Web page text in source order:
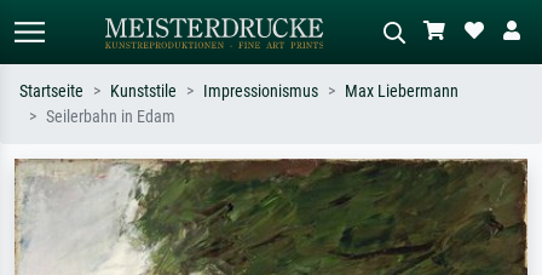
Suchen Sie nach Künstlern, Werktiteln
oder Stilen – z.B. Monet,
Sternennacht, Impressionismus, Welle
Hokusai, Akt.
Beschreiben Sie die Szene – z.B. Grüne
Wiese, Abstrakt mit viel Rot, Dunkles
Ölgemälde, Stehender Akt neben einem
Baum.
Startseite Kunststile Impressionismus
Max Liebermann
Seilerbahn in Edam